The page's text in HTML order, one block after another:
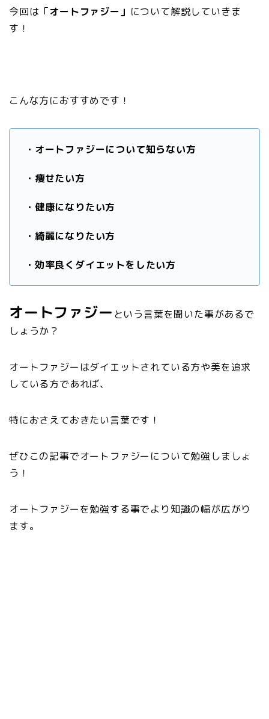
今回は「オートファジー」 について解説していきま
す！
こんな方におすすめです！
・オートファジーについて知らない方
・痩せたい方
・健康になりたい方
・綺麗になりたい方
・効率良くダイエットをしたい方
オートファジー という言葉を聞いた事があるで
しょうか？
オートファジーはダイエットされている方や美を追求
している方であれば、
特におさえておきたい言葉です！
ぜひこの記事でオートファジーについて勉強しましょ
う！
オートファジーを勉強する事でより知識の幅が広がり
ます。